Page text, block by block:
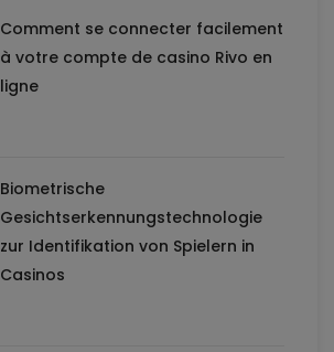
Comment se connecter facilement
à votre compte de casino Rivo en
ligne
Biometrische
Gesichtserkennungstechnologie
zur Identifikation von Spielern in
Casinos